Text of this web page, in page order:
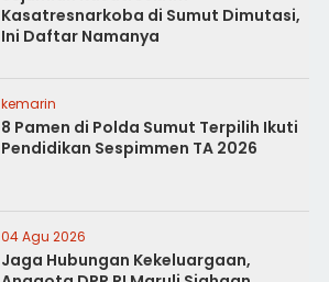
Kasatresnarkoba di Sumut Dimutasi,
Ini Daftar Namanya
kemarin
8 Pamen di Polda Sumut Terpilih Ikuti
Pendidikan Sespimmen TA 2026
04 Agu 2026
Jaga Hubungan Kekeluargaan,